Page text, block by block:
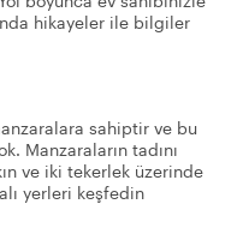
hikayeler ile bilgiler
sahiptir ve bu
Manzaraların tadını
ve iki tekerlek üzerinde
yerleri keşfedin